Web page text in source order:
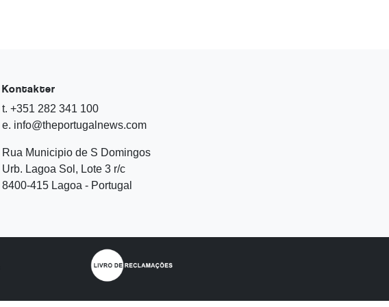
Kontakter
t. +351 282 341 100
e. info@theportugalnews.com
Rua Municipio de S Domingos
Urb. Lagoa Sol, Lote 3 r/c
8400-415 Lagoa - Portugal